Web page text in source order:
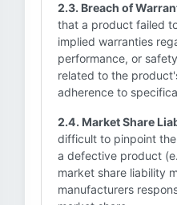
2.3. Breach of
that a product failed
implied warranties
performance, or
related to the
adherence to
2.4. Market Share
difficult to pinpoint
a defective product
market share liability
manufacturers